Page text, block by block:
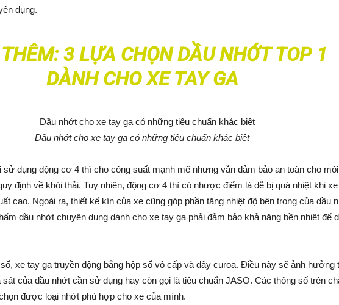
dụng.
3 LỰA CHỌN DẦU NHỚT TOP 1
DÀNH CHO XE TAY GA
Dầu nhớt cho xe tay ga có những tiêu chuẩn khác biệt
dụng động cơ 4 thì cho công suất mạnh mẽ nhưng vẫn đảm bảo an toàn cho môi
định về khói thải. Tuy nhiên, động cơ 4 thì có nhược điểm là dễ bị quá nhiệt khi xe
cao. Ngoài ra, thiết kế kín của xe cũng góp phần tăng nhiệt độ bên trong của dầu
dầu nhớt chuyên dụng dành cho xe tay ga phải đảm bảo khả năng bền nhiệt để
xe tay ga truyền động bằng hộp số vô cấp và dây curoa. Điều này sẽ ảnh hưởng
sát của dầu nhớt cần sử dụng hay còn gọi là tiêu chuẩn JASO. Các thông số trên
được loại nhớt phù hợp cho xe của mình.